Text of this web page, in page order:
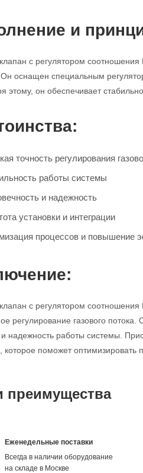
и
с регулятором
оснащен специальным
этому, он обеспечивает
точность регулирования
работы системы
и надежность
установки и интеграции
процессов и повышение
с регулятором
регулирование газового
и надежность работы системы.
которое поможет оптимизировать
преимущества
Еженедельные поставки
Всегда в наличии оборудование
на складе в Москве